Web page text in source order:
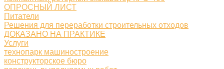
ОПРОСНЫЙ ЛИСТ
Питатели
Решения для переработки строительных отходов
ДОКАЗАНО НА ПРАКТИКЕ
Услуги
технопарк машиностроение
конструкторское бюро